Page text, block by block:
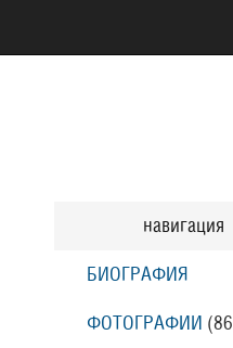
навигация
БИОГРАФИЯ
ФОТОГРАФИИ (86